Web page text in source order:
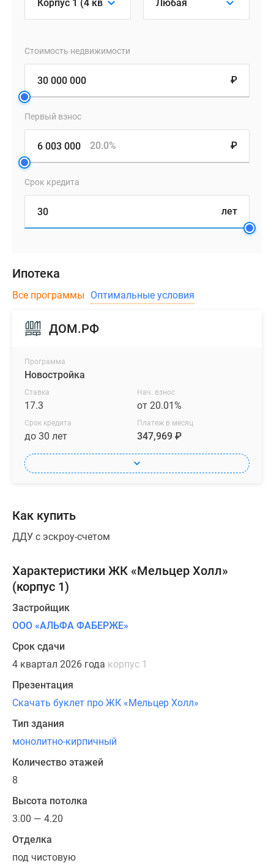
выезда
ЗСД,
Финляндского
вокзала,
Васильевского
Каменного
островов,
«Лахта
Центра»
«Газпром
Арены».
Станция
находится
5
ходьбы
комплекса,
минутах
остановки
ходит
во
направлениях.
До
железнодорожных
станций
«Удельная»,
«Ланская»
«Кушелевка»
можно
добраться
15
минут
на
Электрички
следуют
на
до
Выборга,
Стоимость недвижимости
₽
Первый взнос
₽
20.0%
Срок кредита
лет
Ипотека
Все программы Оптимальные условия
ДОМ.РФ
Программа
Новостройка
Ставка
17.3
Нач. взнос
от 20.01%
Срок кредита
до 30 лет
Платеж в месяц
347,969 ₽
Как купить
ДДУ с эскроу-счетом
Характеристики ЖК «Мельцер Холл»
(корпус 1)
Застройщик
ООО «АЛЬФА ФАБЕРЖЕ»
Срок сдачи
4 квартал 2026 года корпус 1
Презентация
Скачать буклет про ЖК «Мельцер Холл»
Тип здания
монолитно-кирпичный
Количество этажей
8
Высота потолка
3.00 — 4.20
Отделка
под чистовую